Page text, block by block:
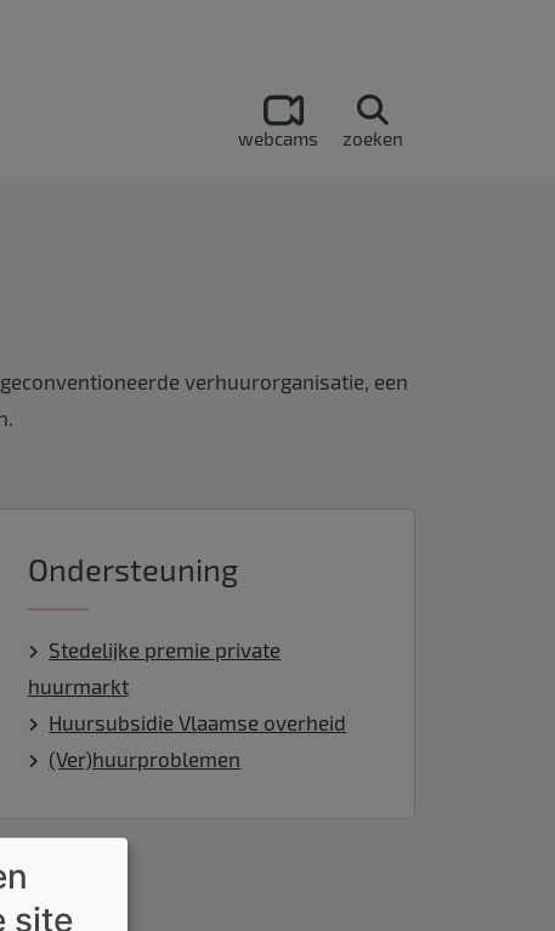
webcams zoeken
verhuurorganisatie, een
Ondersteuning
Stedelijke premie private
huurmarkt
Huursubsidie Vlaamse overheid
(Ver)huurproblemen
site